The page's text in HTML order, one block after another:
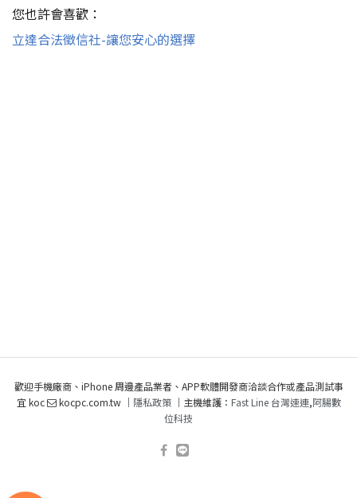
您也許會喜歡：
立達合法徵信社-讓您安心的選擇
歡迎手機廠商、iPhone 周邊產品業者、APP軟體開發商洽談合作或產品測試事
宜 koc
kocpc.com.tw ｜ 隱私政策｜主機維護： Fast Line 台灣速連,阿腸數
位科技